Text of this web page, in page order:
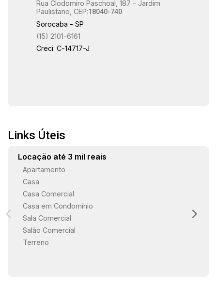
comodidade Excelente visibilidade para clientes
e parceiros Diferenciais: Localização estratégico
Estrutura robusta e versátil Ideal para empresas
que valorizam funcionalidade e excelência
operacional
Rua Clodomiro Paschoal, 187 - Jardim
Paulistano, CEP:18040-740
Sorocaba - SP
(15) 2101-6161
Creci: C-14717-J
Links Úteis
Locação até 3 mil reais
Apartamento
Casa
Casa Comercial
Casa em Condomínio
Sala Comercial
Salão Comercial
Terreno